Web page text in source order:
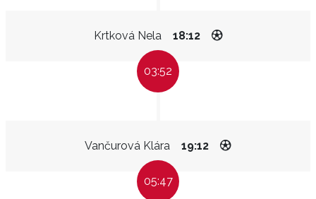
Krtková Nela 18:12
03:52
Vančurová Klára 19:12
05:47